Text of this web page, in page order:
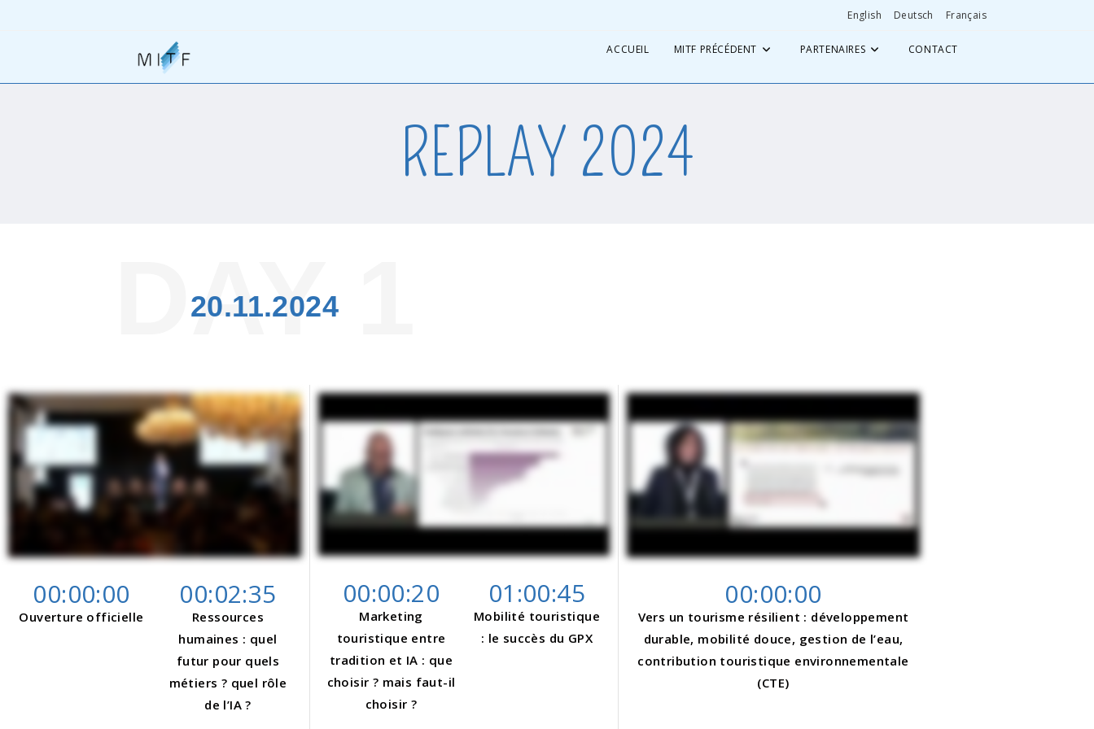
English Deutsch Français
ACCUEIL MITF PRÉCÉDENT PARTENAIRES CONTACT
REPLAY 2024
20.11.2024
DAY 1
00:00:00
Ouverture officielle
00:02:35
Ressources
humaines : quel
futur pour quels
métiers ? quel rôle
de l’IA ?
00:00:20
Marketing
touristique entre
tradition et IA : que
choisir ? mais faut-il
choisir ?
01:00:45
Mobilité touristique
: le succès du GPX
00:00:00
Vers un tourisme résilient : développement
durable, mobilité douce, gestion de l’eau,
contribution touristique environnementale
(CTE)